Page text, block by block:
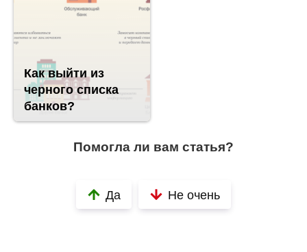
Как выйти из
черного списка
банков?
Помогла ли вам статья?
Да Не очень